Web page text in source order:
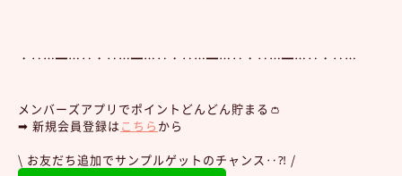
・‥…━…‥・‥…━…‥・‥…━…‥・‥…━…‥・‥…
メンバーズアプリでポイントどんどん貯まる👛
➡︎ 新規会員登録は こちら から
\ お友だち追加でサンプルゲットのチャンス‥⁈ /